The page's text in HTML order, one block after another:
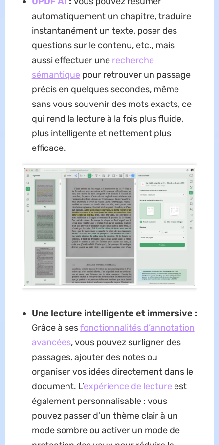
automatiquement un chapitre, traduire
instantanément un texte, poser des
questions sur le contenu, etc., mais
aussi effectuer une recherche
sémantique pour retrouver un passage
précis en quelques secondes, même
sans vous souvenir des mots exacts, ce
qui rend la lecture à la fois plus fluide,
plus intelligente et nettement plus
efficace.
Une lecture intelligente et immersive :
Grâce à sesfonctionnalités d’annotation
avancées, vous pouvez surligner des
passages, ajouter des notes ou
organiser vos idées directement dans le
document. L’expérience de lecture est
également personnalisable : vous
pouvez passer d’un thème clair à un
mode sombre ou activer un mode de